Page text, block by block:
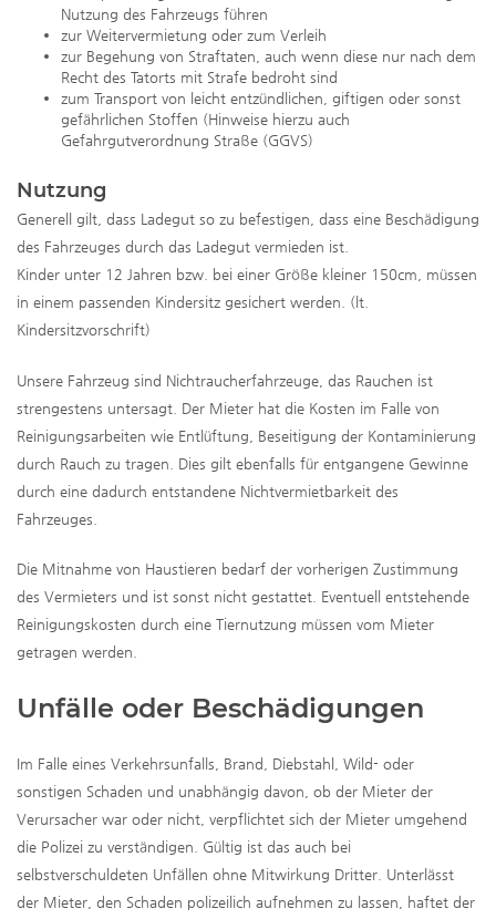
Nutzung des Fahrzeugs führen
zur Weitervermietung oder zum Verleih
zur Begehung von Straftaten, auch wenn diese nur nach dem
Recht des Tatorts mit Strafe bedroht sind
zum Transport von leicht entzündlichen, giftigen oder sonst
gefährlichen Stoffen (Hinweise hierzu auch
Gefahrgutverordnung Straße (GGVS)
Nutzung
Generell gilt, dass Ladegut so zu befestigen, dass eine Beschädigung
des Fahrzeuges durch das Ladegut vermieden ist.
Kinder unter 12 Jahren bzw. bei einer Größe kleiner 150cm, müssen
in einem passenden Kindersitz gesichert werden. (lt.
Kindersitzvorschrift)
Unsere Fahrzeug sind Nichtraucherfahrzeuge, das Rauchen ist
strengestens untersagt. Der Mieter hat die Kosten im Falle von
Reinigungsarbeiten wie Entlüftung, Beseitigung der Kontaminierung
durch Rauch zu tragen. Dies gilt ebenfalls für entgangene Gewinne
durch eine dadurch entstandene Nichtvermietbarkeit des
Fahrzeuges.
Die Mitnahme von Haustieren bedarf der vorherigen Zustimmung
des Vermieters und ist sonst nicht gestattet. Eventuell entstehende
Reinigungskosten durch eine Tiernutzung müssen vom Mieter
getragen werden.
Unfälle oder Beschädigungen
Im Falle eines Verkehrsunfalls, Brand, Diebstahl, Wild- oder
sonstigen Schaden und unabhängig davon, ob der Mieter der
Verursacher war oder nicht, verpflichtet sich der Mieter umgehend
die Polizei zu verständigen. Gültig ist das auch bei
selbstverschuldeten Unfällen ohne Mitwirkung Dritter. Unterlässt
der Mieter, den Schaden polizeilich aufnehmen zu lassen, haftet der